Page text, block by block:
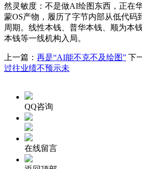
然灵敏度：不是做AI绘图东西，正在
蒙OS产物，履历了字节内部从低代码
周期。线性本钱、普华本钱、顺为本
本钱等一线机构入局。
上一篇： 再是“AI能不克不及绘图” 下
过往业绩不预示未
QQ咨询
在线留言